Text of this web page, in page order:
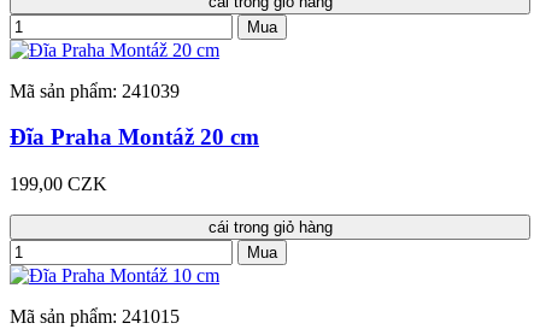
Mua
Mã sản phẩm: 241039
Đĩa Praha Montáž 20 cm
199,00 CZK
cái trong giỏ hàng
Mua
Mã sản phẩm: 241015